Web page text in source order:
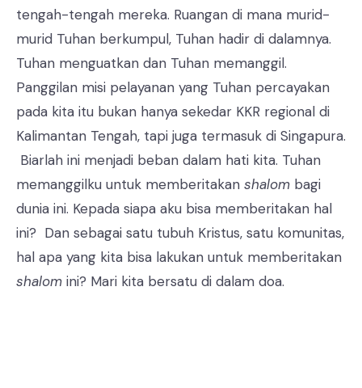
tengah-tengah mereka. Ruangan di mana murid-
murid Tuhan berkumpul, Tuhan hadir di dalamnya.
Tuhan menguatkan dan Tuhan memanggil.
Panggilan misi pelayanan yang Tuhan percayakan
pada kita itu bukan hanya sekedar KKR regional di
Kalimantan Tengah, tapi juga termasuk di Singapura.
Biarlah ini menjadi beban dalam hati kita. Tuhan
memanggilku untuk memberitakan shalom bagi
dunia ini. Kepada siapa aku bisa memberitakan hal
ini? Dan sebagai satu tubuh Kristus, satu komunitas,
hal apa yang kita bisa lakukan untuk memberitakan
shalom ini? Mari kita bersatu di dalam doa.